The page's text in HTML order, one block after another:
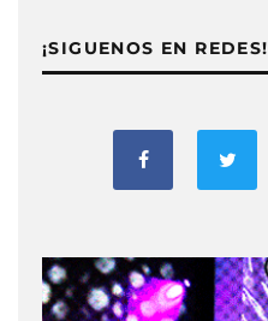
¡SIGUENOS EN REDES!